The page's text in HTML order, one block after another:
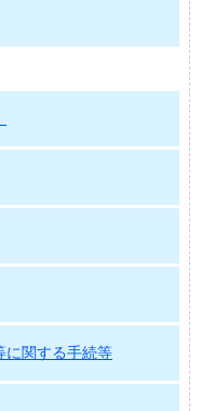
に関する手続等